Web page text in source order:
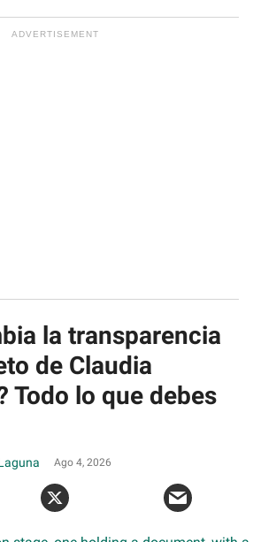
la transparencia
de Claudia
Todo lo que debes
Ago 4, 2026